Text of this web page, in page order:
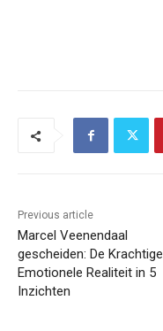
Previous article
Marcel Veenendaal
gescheiden: De Krachtige
Emotionele Realiteit in 5
Inzichten